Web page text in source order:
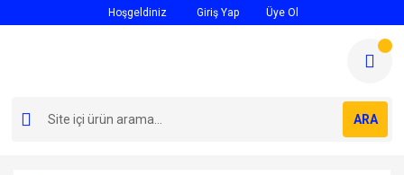
Hoşgeldiniz Giriş Yap Üye Ol
ARA